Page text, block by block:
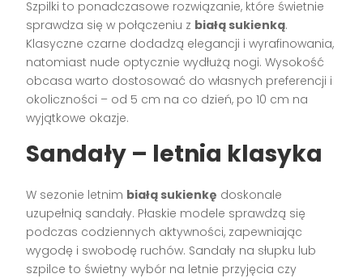
Szpilki to ponadczasowe rozwiązanie, które świetnie
sprawdza się w połączeniu z białą sukienką.
Klasyczne czarne dodadzą elegancji i wyrafinowania,
natomiast nude optycznie wydłużą nogi. Wysokość
obcasa warto dostosować do własnych preferencji i
okoliczności – od 5 cm na co dzień, po 10 cm na
wyjątkowe okazje.
Sandały – letnia klasyka
W sezonie letnim białą sukienkę doskonale
uzupełnią sandały. Płaskie modele sprawdzą się
podczas codziennych aktywności, zapewniając
wygodę i swobodę ruchów. Sandały na słupku lub
szpilce to świetny wybór na letnie przyjęcia czy